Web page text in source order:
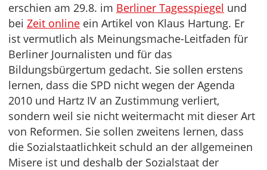
erschien am 29.8. im Berliner Tagesspiegel und
bei Zeit online ein Artikel von Klaus Hartung. Er
ist vermutlich als Meinungsmache-Leitfaden für
Berliner Journalisten und für das
Bildungsbürgertum gedacht. Sie sollen erstens
lernen, dass die SPD nicht wegen der Agenda
2010 und Hartz IV an Zustimmung verliert,
sondern weil sie nicht weitermacht mit dieser Art
von Reformen. Sie sollen zweitens lernen, dass
die Sozialstaatlichkeit schuld an der allgemeinen
Misere ist und deshalb der Sozialstaat der